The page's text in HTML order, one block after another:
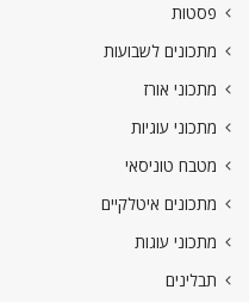
פסטות
מתכונים לשבועות
מתכוני אורז
מתכוני עוגיות
מטבח טוניסאי
מתכונים איטלקיים
מתכוני עוגות
תבלינים